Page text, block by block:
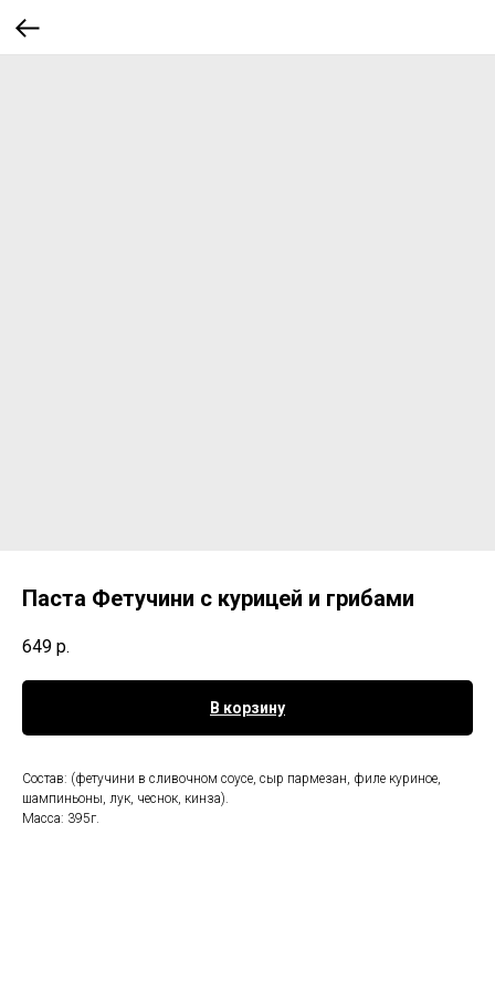
Паста Фетучини с курицей и грибами
649 р.
В корзину
Состав: (фетучини в сливочном соусе, сыр пармезан, филе куриное,
шампиньоны, лук, чеснок, кинза).
Масса: 395г.